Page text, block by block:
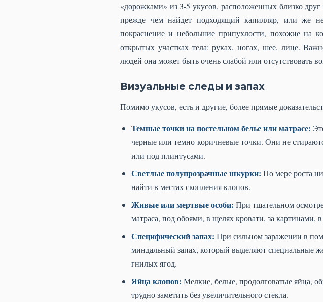
«дорожками» из 3-5 укусов, расположенных близко
прежде чем найдет подходящий капилляр, или же
покраснение и небольшие припухлости, похожие на
открытых участках тела: руках, ногах, шее, лице.
людей она может быть очень слабой или отсутствовать
Визуальные следы и запах
Помимо укусов, есть и другие, более прямые
Темные точки на постельном белье или матрасе:
черные или темно-коричневые точки. Они не
или под плинтусами.
Светлые полупрозрачные шкурки: По мере роста
найти в местах скопления клопов.
Живые или мертвые особи: При тщательном
матраса, под обоями, в щелях кровати, за картинами,
Специфический запах: При сильном заражении в
миндальный запах, который выделяют специальные
гнилых ягод.
Яйца клопов: Мелкие, белые, продолговатые яйца,
трудно заметить без увеличительного стекла.